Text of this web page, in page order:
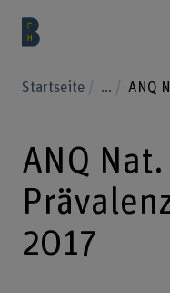
Startseite ... ANQ
ANQ Nat.
2017